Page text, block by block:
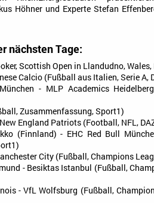
Höhner und Experte Stefan
nächsten Tage:
Scottish Open in Llandudno,
Calcio (Fußball aus Italien, Serie A,
- MLP Academics
Zusammenfassung, Sport1)
England Patriots (Football, NFL,
(Finnland) - EHC Red Bull
City (Fußball, Champions
- Besiktas Istanbul (Fußball,
- VfL Wolfsburg (Fußball,
Köln
Werkstudent
AIDA
Hamburg
Stage Operator
Schwerpunkt
an Bord